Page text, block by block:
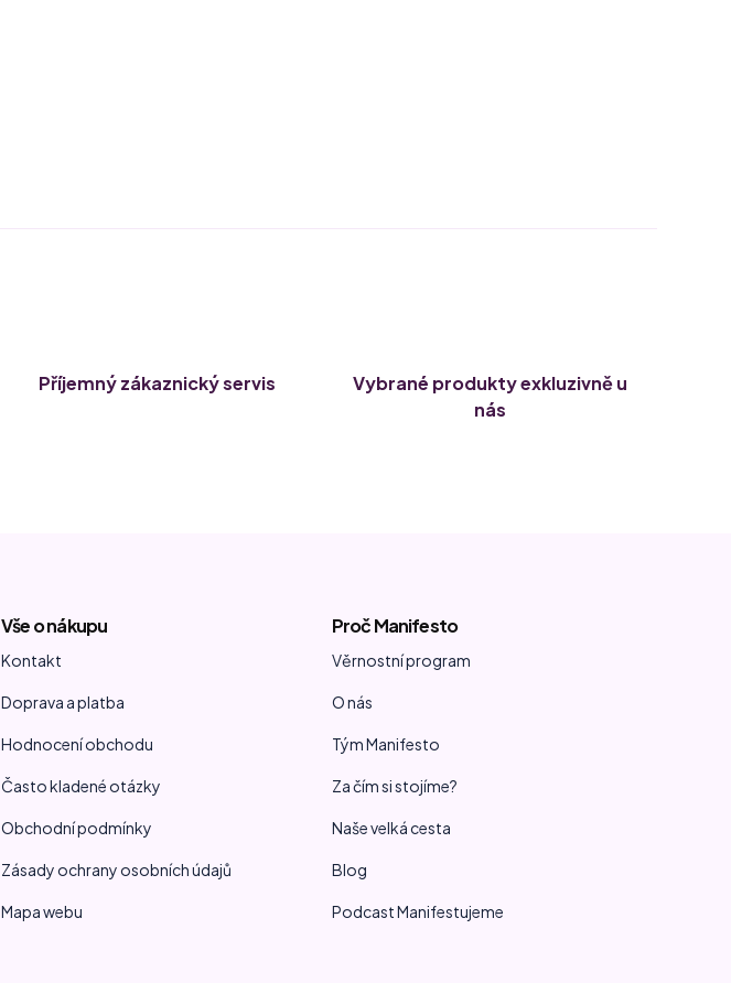
Příjemný zákaznický servis
Vybrané produkty exkluzivně u
nás
Vše o nákupu
Kontakt
Doprava a platba
Hodnocení obchodu
Často kladené otázky
Obchodní podmínky
Zásady ochrany osobních údajů
Mapa webu
Proč Manifesto
Věrnostní program
O nás
Tým Manifesto
Za čím si stojíme?
Naše velká cesta
Blog
Podcast Manifestujeme